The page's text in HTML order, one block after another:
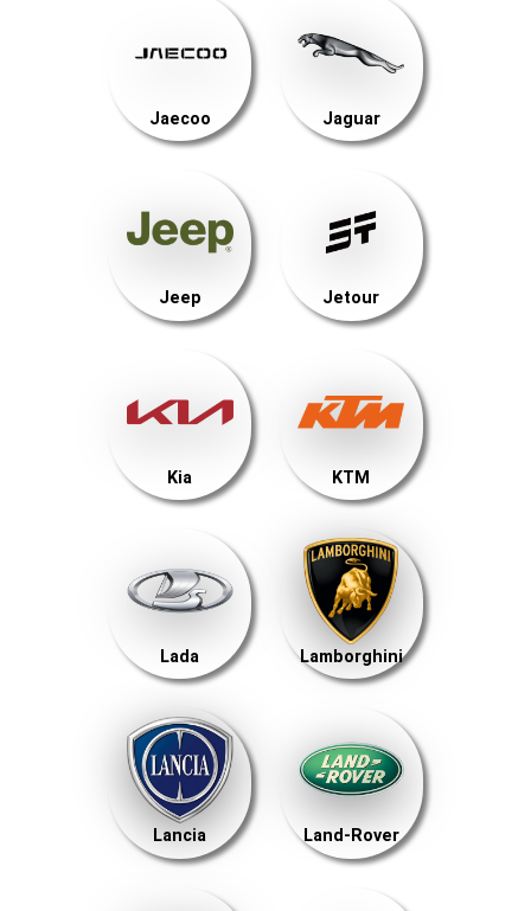
Jaecoo Jaguar
Jeep Jetour
Kia KTM
Lada Lamborghini
Lancia Land-Rover